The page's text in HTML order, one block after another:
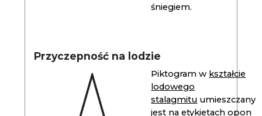
śniegiem.
Przyczepność na lodzie
Piktogram w kształcie
lodowego
stalagmitu umieszczany
jest na etykietach opon